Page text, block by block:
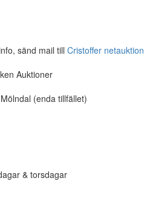
sänd mail till Cristoffer netauktion
Auktioner
(enda tillfället)
& torsdagar